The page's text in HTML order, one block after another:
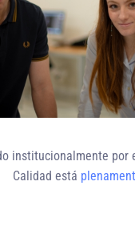
institucionalmente por
Calidad está